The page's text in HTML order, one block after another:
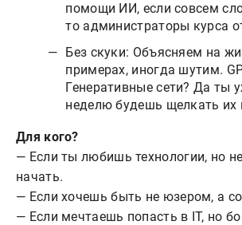
помощи ИИ, если совсем
то администраторы курса
Без скуки: Объясняем на
примерах, иногда шутим.
Генеративные сети? Да ты
неделю будешь щелкать их
Для кого?
— Если ты любишь технологии, но
начать.
— Если хочешь быть не юзером, а
— Если мечтаешь попасть в IT, но